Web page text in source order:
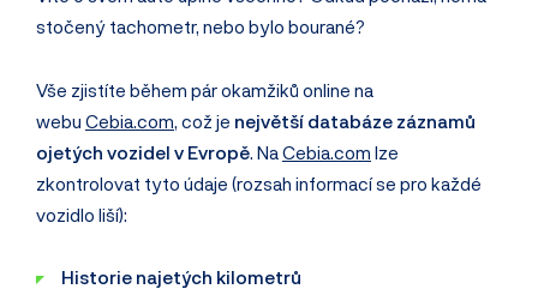
stočený tachometr, nebo bylo bourané?
Vše zjistíte během pár okamžiků online na
webu Cebia.com, což je největší databáze záznamů
ojetých vozidel v Evropě. NaCebia.com lze
zkontrolovat tyto údaje (rozsah informací se pro každé
vozidlo liší):
Historie najetých kilometrů